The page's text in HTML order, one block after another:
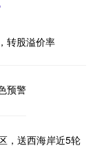
转股溢价率
预警
，送西海岸近5轮